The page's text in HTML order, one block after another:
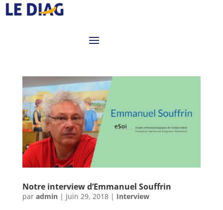
Notre interview d’Emmanuel Souffrin
par admin| Juin 29, 2018| Interview